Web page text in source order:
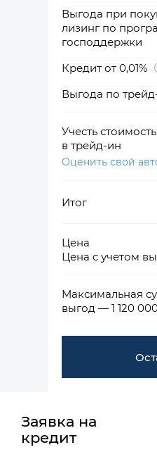
Выгода при
лизинг по
господдержки
Кредит от 0,01%
Выгода по
Учесть
в трейд-ин
Оценить свой
Итог
Цена
Цена с учетом
Максимальная
выгод — 1 120
Заявка на
кредит